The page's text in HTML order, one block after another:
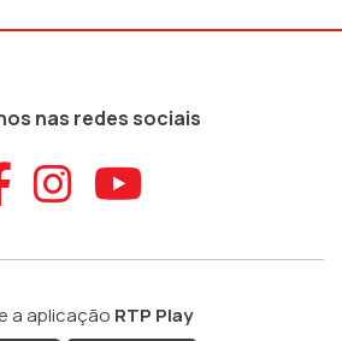
nas redes sociais
Aceder ao
Aceder ao
Aceder
a aplicação RTP Play